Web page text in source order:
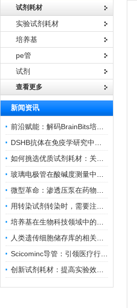
试剂耗材
实验试剂耗材
培养基
pe管
试剂
查看更多
新闻资讯